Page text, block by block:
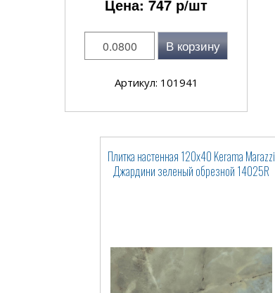
Цена: 747 р/шт
В корзину
Артикул: 101941
Плитка настенная 120x40 Kerama Marazzi
Джардини зеленый обрезной 14025R